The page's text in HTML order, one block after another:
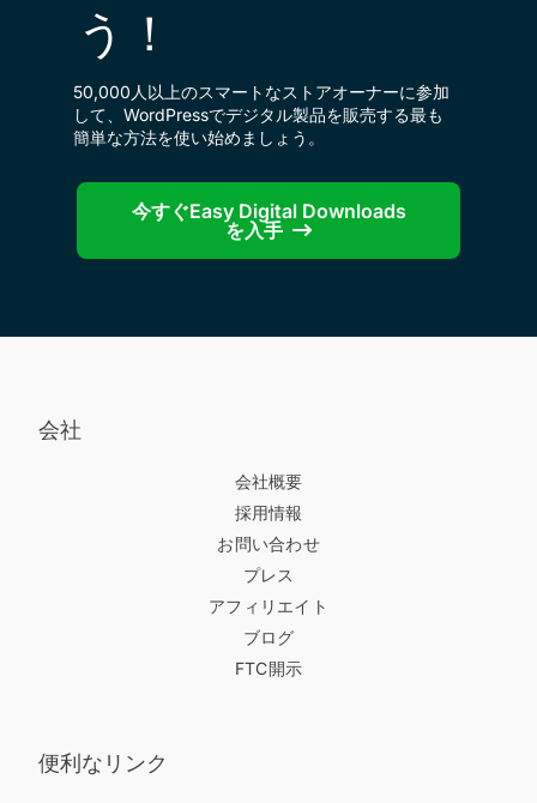
う！
50,000人以上のスマートなストアオーナーに参加
して、WordPressでデジタル製品を販売する最も
簡単な方法を使い始めましょう。
今すぐEasy Digital Downloads
を入手
会社
会社概要
採用情報
お問い合わせ
プレス
アフィリエイト
ブログ
FTC開示
便利なリンク